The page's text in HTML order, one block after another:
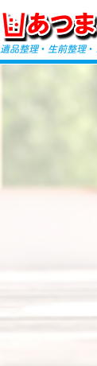
遺品整理・ 生前整理・